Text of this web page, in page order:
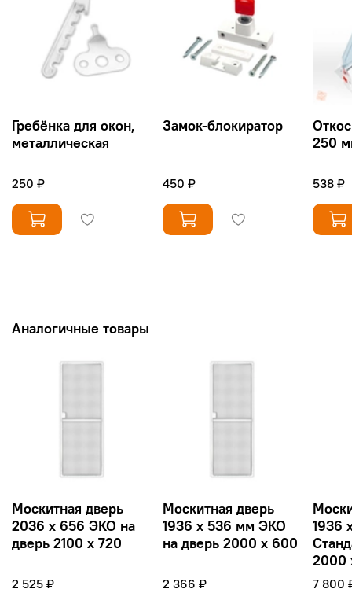
Гребёнка для окон,
металлическая
250 ₽
Замок-блокиратор
450 ₽
250
538 ₽
Аналогичные товары
Москитная дверь
2036 х 656 ЭКО на
дверь 2100 х 720
2 525 ₽
Москитная дверь
1936 х 536 мм ЭКО
на дверь 2000 х 600
2 366 ₽
1936
2000
7 800